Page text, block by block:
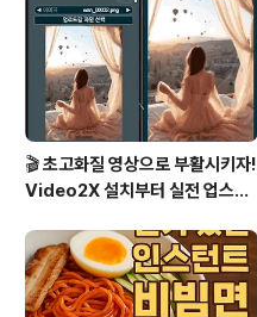
🎬 초고화질 영상으로 부활시키자!
Video2X 설치부터 실전 업스케